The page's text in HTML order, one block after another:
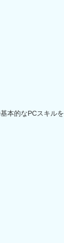
本的なPCスキルを